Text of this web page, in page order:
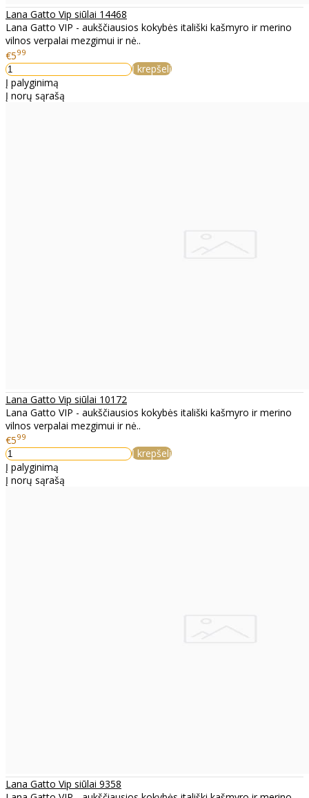
Lana Gatto Vip siūlai 14468
Lana Gatto VIP - aukščiausios kokybės itališki kašmyro ir merino
vilnos verpalai mezgimui ir nė..
€599
Į krepšelį
Į palyginimą
Į norų sąrašą
Lana Gatto Vip siūlai 10172
Lana Gatto VIP - aukščiausios kokybės itališki kašmyro ir merino
vilnos verpalai mezgimui ir nė..
€599
Į krepšelį
Į palyginimą
Į norų sąrašą
Lana Gatto Vip siūlai 9358